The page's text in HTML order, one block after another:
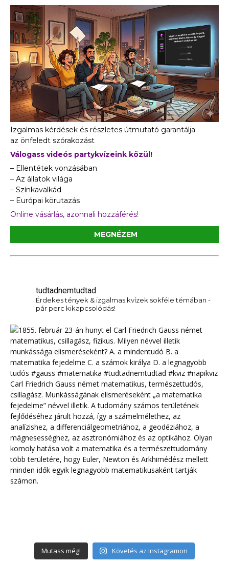
Izgalmas kérdések és részletes útmutató garantálja
az önfeledt szórakozást
Válogass videós partykvízeink közül!
– Ellentétek vonzásában
– Az állatok világa
– Színkavalkád
– Európai körutazás
Online vásárlás, azonnali hozzáférés!
MEGNÉZEM
tudtadnemtudtad
Érdekes tények & izgalmas kvízek sokféle témában -
pár perc kikapcsolódás!
Mutass még! Követés az Instagramon